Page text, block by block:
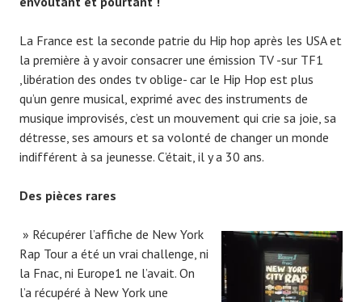
La France est la seconde patrie du Hip hop après les USA et
la première à y avoir consacrer une émission TV -sur TF1
,libération des ondes tv oblige- car le Hip Hop est plus
qu’un genre musical, exprimé avec des instruments de
musique improvisés, c’est un mouvement qui crie sa joie, sa
détresse, ses amours et sa volonté de changer un monde
indifférent à sa jeunesse. C’était, il y a 30 ans.
Des pièces rares
» Récupérer l’affiche de New York
Rap Tour a été un vrai challenge, ni
la Fnac, ni Europe1 ne l’avait. On
l’a récupéré à New York une